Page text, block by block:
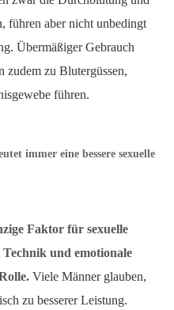
führen aber nicht unbedingt
Übermäßiger Gebrauch
zudem zu Blutergüssen,
führen.
immer eine bessere sexuelle
Faktor für sexuelle
und emotionale
Viele Männer glauben,
zu besserer Leistung.